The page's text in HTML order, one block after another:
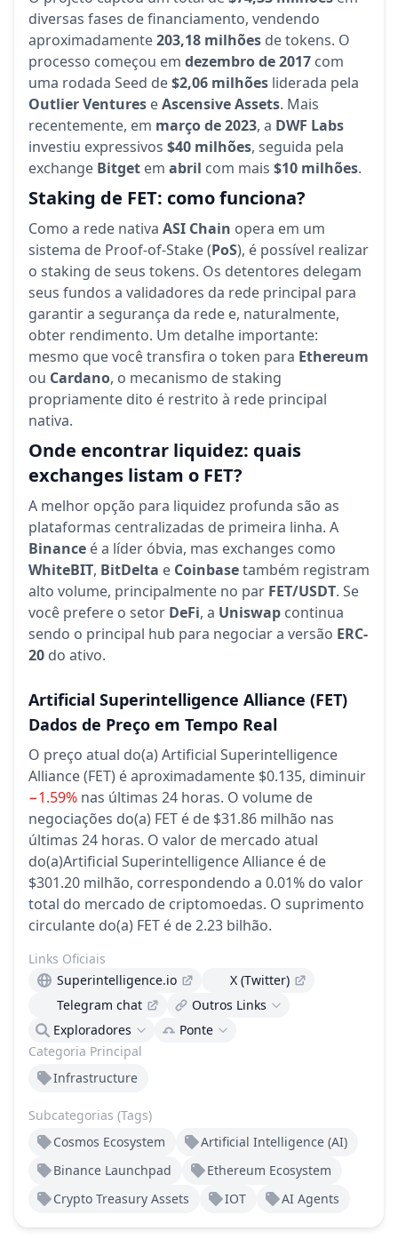
diversas fases de financiamento, vendendo
aproximadamente203,18 milhões de tokens. O
processo começou em dezembro de 2017 com
uma rodada Seed de$2,06 milhões liderada pela
Outlier Ventures eAscensive Assets. Mais
recentemente, em março de 2023, a DWF Labs
investiu expressivos $40 milhões, seguida pela
exchange Bitget em abril com mais $10 milhões.
Staking de FET: como funciona?
Como a rede nativa ASI Chain opera em um
sistema de Proof-of-Stake (PoS), é possível realizar
o staking de seus tokens. Os detentores delegam
seus fundos a validadores da rede principal para
garantir a segurança da rede e, naturalmente,
obter rendimento. Um detalhe importante:
mesmo que você transfira o token para Ethereum
ou Cardano, o mecanismo de staking
propriamente dito é restrito à rede principal
nativa.
Onde encontrar liquidez: quais
exchanges listam o FET?
A melhor opção para liquidez profunda são as
plataformas centralizadas de primeira linha. A
Binance é a líder óbvia, mas exchanges como
WhiteBIT, BitDelta e Coinbasetambém registram
alto volume, principalmente no par FET/USDT. Se
você prefere o setor DeFi, a Uniswap continua
sendo o principal hub para negociar a versão ERC-
20 do ativo.
Artificial Superintelligence Alliance (FET)
Dados de Preço em Tempo Real
O preço atual do(a) Artificial Superintelligence
Alliance (FET) é aproximadamente $0.135, diminuir
−1.59% nas últimas 24 horas. O volume de
negociações do(a) FET é de $31.86 milhão nas
últimas 24 horas. O valor de mercado atual
do(a)Artificial Superintelligence Alliance é de
$301.20 milhão, correspondendo a 0.01% do valor
total do mercado de criptomoedas. O suprimento
circulante do(a) FET é de 2.23 bilhão.
Categoria Principal
Infrastructure
Subcategorias (Tags)
Cosmos Ecosystem
Artificial Intelligence (AI)
Binance Launchpad
Ethereum Ecosystem
Crypto Treasury Assets
IOT AI Agents
Links Oficiais
Superintelligence.io
X (Twitter)
Telegram chat
Outros Links
Exploradores
Ponte